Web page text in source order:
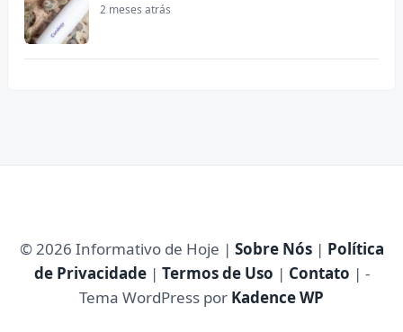
2 meses atrás
© 2026 Informativo de Hoje | Sobre Nós| Política
de Privacidade| Termos de Uso | Contato | -
Tema WordPress por Kadence WP